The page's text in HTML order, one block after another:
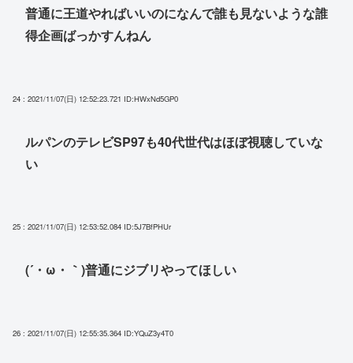
普通に王道やればいいのになんで誰も見ないような誰
得企画ばっかすんねん
24 : 2021/11/07(日) 12:52:23.721 ID:HWxNd5GP0
ルパンのテレビSP97も40代世代はほぼ視聴していな
い
25 : 2021/11/07(日) 12:53:52.084 ID:5J7BfPHUr
(´・ω・｀)普通にジブリやってほしい
26 : 2021/11/07(日) 12:55:35.364 ID:YQuZ3y4T0